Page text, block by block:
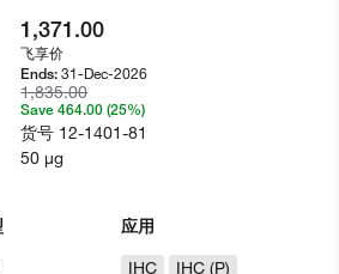
应用
IHC
IHC (P)
1,371.00
飞享价
Ends:31-Dec-2026
1,835.00
Save 464.00 (25%)
货号 12-1401-81
50 µg